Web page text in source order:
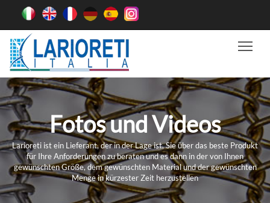
Fotos und Videos
Larioreti ist ein Lieferant, der in der Lage ist, Sie über das beste Produkt
für Ihre Anforderungen zu beraten und es dann in der von Ihnen
gewünschten Größe, dem gewünschten Material und der gewünschten
Menge in kürzester Zeit herzustellen